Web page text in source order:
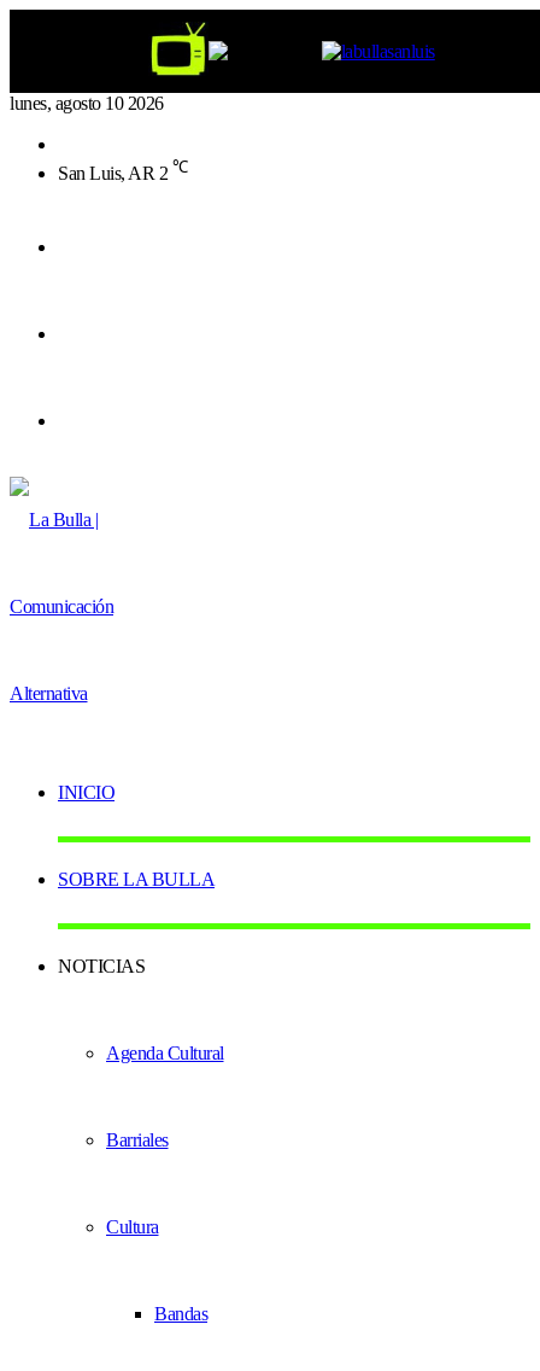
lunes, agosto 10 2026
por
San Luis, AR 2 ℃
INICIO
SOBRE LA BULLA
NOTICIAS
Agenda Cultural
Barriales
Cultura
Bandas